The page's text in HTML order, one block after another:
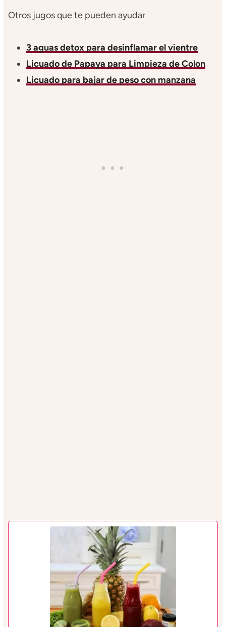
Otros jugos que te pueden ayudar
3 aguas detox para desinflamar el vientre
Licuado de Papaya para Limpieza de Colon
Licuado para bajar de peso con manzana